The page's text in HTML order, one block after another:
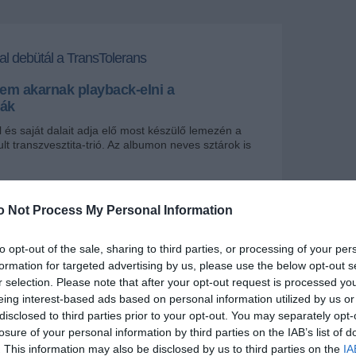
Not Process My Personal Information
opt-out of the sale, sharing to third parties, or processing of your
for targeted advertising by us, please use the below opt-out
selection. Please note that after your opt-out request is processed
interest-based ads based on personal information utilized by us
to third parties prior to your opt-out. You may separately
of your personal information by third parties on the IAB’s list of
This information may also be disclosed by us to third parties on the
debütál a TransTolerans
akarnak playback-elni a
és saját dalait adja elő most készülő lemezén a
transzvesztita-trió. Az albumon neves sztárok is
meséltek aTabu Tvriporterének.
az éjszakában műsorvezető, nekem 2007-ben
albumom, és most úgy gondoltam, csinálok egy
playback-elünk, hanem a sajátjainkat fogjuk
az internetes sztártévé riportjábanAmanda Elstak.
előadók által készített lemezen olyan neves